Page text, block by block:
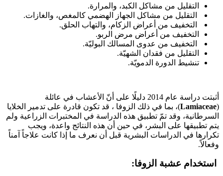
التقليل من مشاكل الكبد، والمرارة.
التقليل من مشاكل الجهاز الهضمي كالمغص، والغازات.
التخفيف من أعراض الزكام، والتهاب الحلق.
التخفيف من أعراض مرض الربو.
التخفيف من عدوى المسالك البوليّة.
التقليل من فقدان الشهيّة.
تنشيط الدورة الدمويّة.
أثبتت دراسة عام 2014 دليلًا على أنّ الأعشاب في عائلة
(
Lamiaceae)، بما في ذلك الزوفا ، قد تكون قادرة على تدمير الخلايا
السرطانية، وقد تمّ تطبيق هذه الدراسة في المختبرات الزراعية ولم
يتم تطبيقها على البشر، في حين أن هذه النتائج واعدة، ويجب
تكرارها في الدراسات البشرية قبل أن نعرف ما إذا كانت علاجاً آمناً
وفعالاً.
استخدام عشبة الزوفا: